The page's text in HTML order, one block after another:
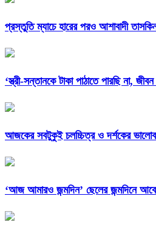
প্রস্তুতি ম্যাচে হারের পরও আশাবাদী
‘স্ত্রী-সন্তানকে টাকা পাঠাতে পারছি না,
আজকের সবটুকুই চলচ্চিত্র ও দর্শকের
‘আজ আমারও জন্মদিন’ ছেলের জন্মদিনে